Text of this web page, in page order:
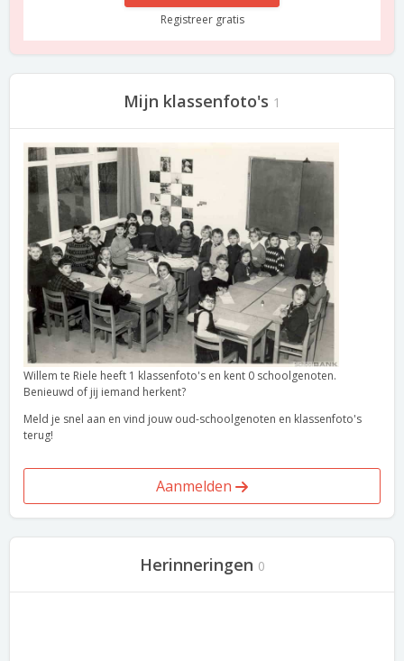
Registreer gratis
Mijn klassenfoto's 1
Willem te Riele heeft 1 klassenfoto's en kent 0 schoolgenoten.
Benieuwd of jij iemand herkent?
Meld je snel aan en vind jouw oud-schoolgenoten en klassenfoto's
terug!
Aanmelden
Herinneringen 0